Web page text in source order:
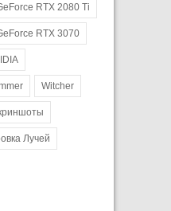
RTX 2080 Ti
RTX 3070
Witcher
Лучей